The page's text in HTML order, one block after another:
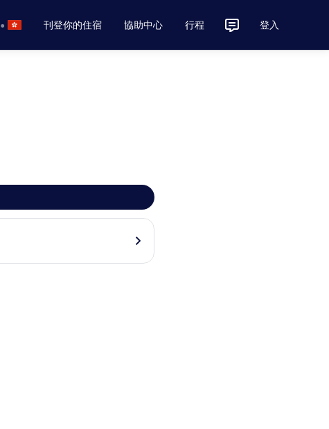
• 刊登你的住宿 協助中心 行程 登入